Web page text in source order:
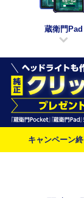
蔵衛門Pad
キャンペーン